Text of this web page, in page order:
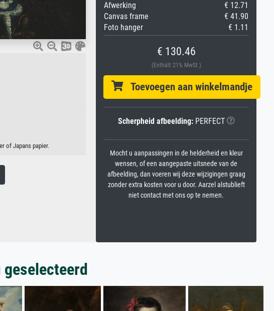
of Japans papier.
Afwerking
€ 12.71
Canvas frame
€ 41.90
Foto hanger
€ 1.11
€ 130.46
(Enthält 21% MwSt.)
Toevoegen aan winkelmandje
Scherpheid afbeelding:PERFECT
Mocht u aanpassingen in de helderheid en kleur
wensen, of een aangepaste uitsnede van de
afbeelding, dan voeren wij deze wijzigingen graag
zonder extra kosten voor u door. Aarzel alstublieft
niet contact met ons op te nemen.